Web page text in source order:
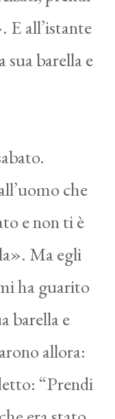
E all’istante
sua barella e
che
e non ti è
Ma egli
ha guarito
barella e
allora:
“Prendi